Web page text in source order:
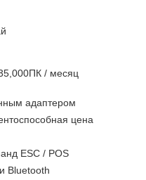
/ месяц
адаптером
цена
ESC / POS
Bluetooth